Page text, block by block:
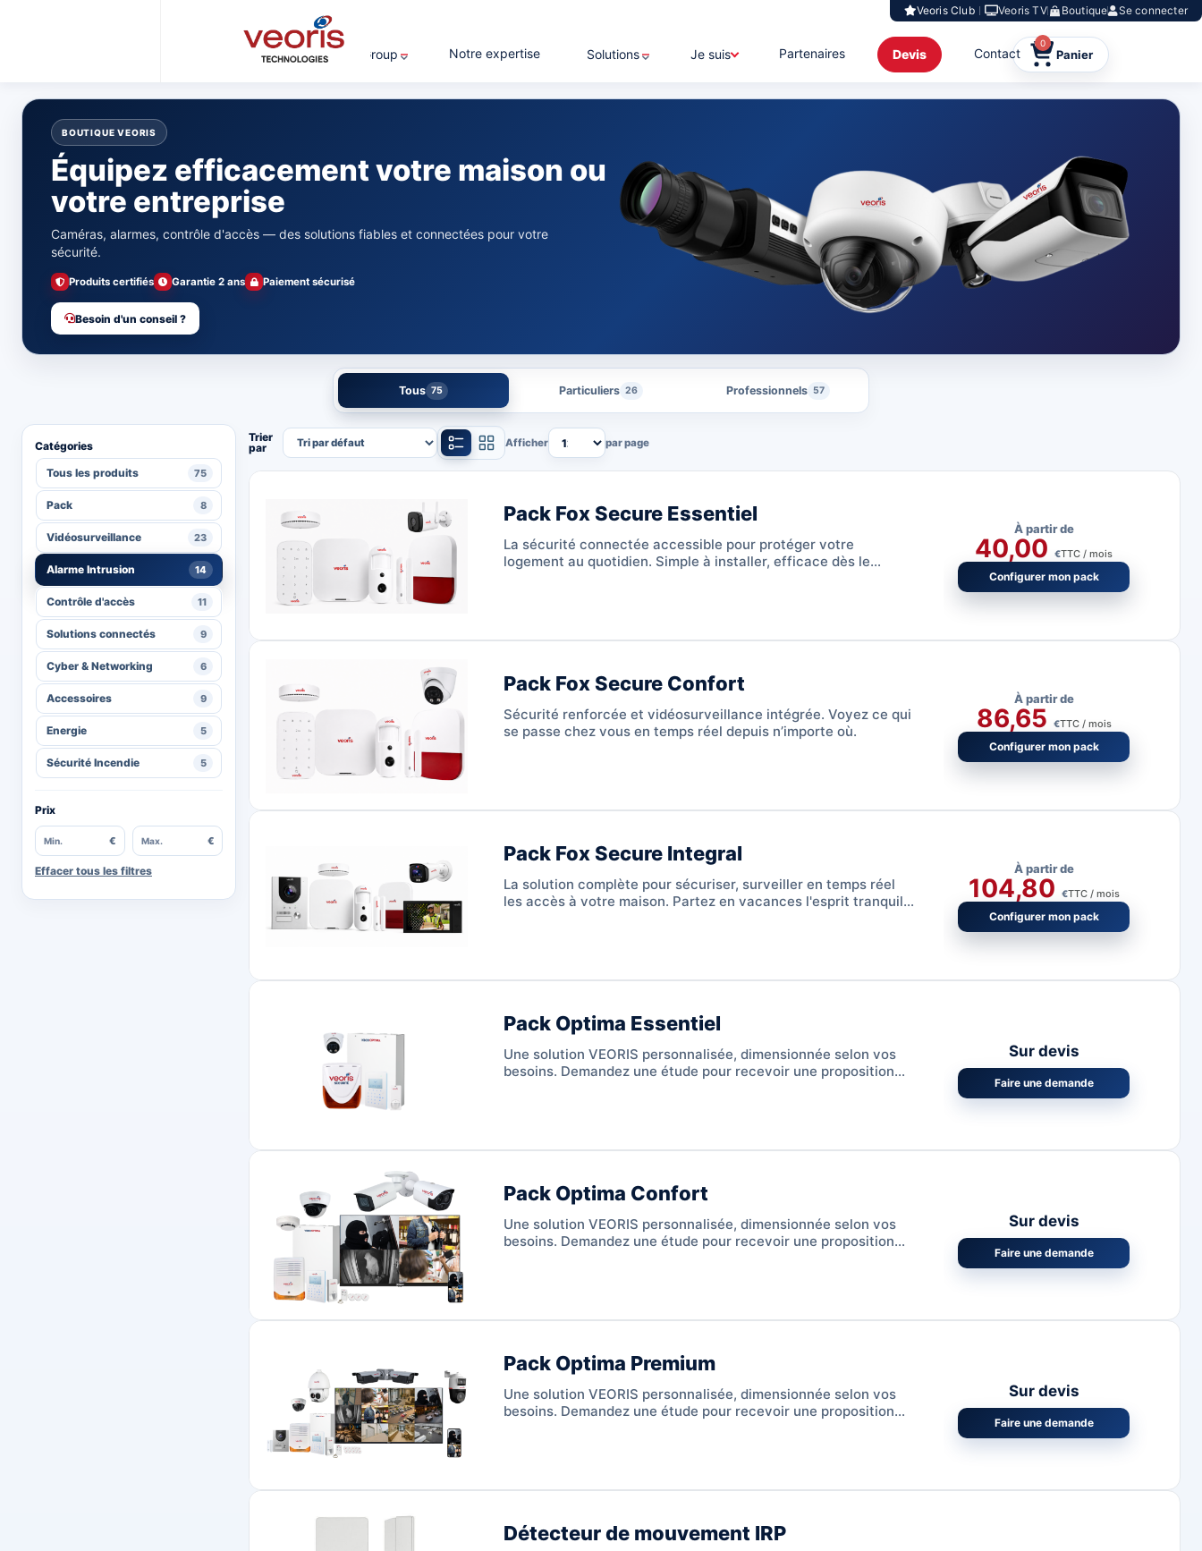
Veoris Club Veoris TV Boutique Se connecter
Veoris Group Notre expertise Solutions Je suis Partenaires Devis Contact
0
BOUTIQUE VEORIS
Équipez efficacement votre maison ou
votre entreprise
Caméras, alarmes, contrôle d'accès — des solutions fiables et connectées pour votre
sécurité.
Produits certifiés Garantie 2 ans Paiement sécurisé
Besoin d'un conseil ?
Tous 75 Particuliers 26 Professionnels 57
Tous les produits 75
Pack 8
Vidéosurveillance 23
Alarme Intrusion 14
Contrôle d'accès 11
Solutions connectés 9
Cyber & Networking 6
Accessoires 9
Energie 5
Sécurité Incendie 5
Prix
Min. € Max. €
Effacer tous les filtres
14 produits trouvés
Trier
par
Afficher par page
Pack Fox Secure Essentiel
La sécurité connectée accessible pour protéger votre
logement au quotidien. Simple à installer, efficace dès le
À partir de
40,00 €TTC / mois
Configurer mon pack
Pack Fox Secure Confort
Sécurité renforcée et vidéosurveillance intégrée. Voyez ce qui
se passe chez vous en temps réel depuis n’importe où.
À partir de
86,65 €TTC / mois
Configurer mon pack
Pack Fox Secure Integral
La solution complète pour sécuriser, surveiller en temps réel
les accès à votre maison. Partez en vacances l'esprit tranquille
À partir de
104,80 €TTC / mois
Configurer mon pack
Pack Optima Essentiel
Une solution VEORIS personnalisée, dimensionnée selon vos
besoins. Demandez une étude pour recevoir une proposition
Sur devis
Faire une demande
Pack Optima Confort
Une solution VEORIS personnalisée, dimensionnée selon vos
besoins. Demandez une étude pour recevoir une proposition
Sur devis
Faire une demande
Pack Optima Premium
Une solution VEORIS personnalisée, dimensionnée selon vos
besoins. Demandez une étude pour recevoir une proposition
Sur devis
Faire une demande
Détecteur de mouvement IRP